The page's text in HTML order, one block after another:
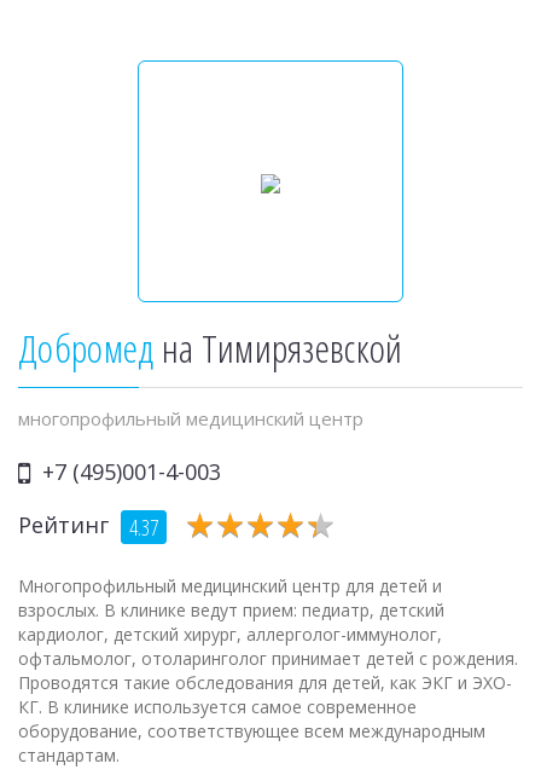
Добромед на Тимирязевской
многопрофильный медицинский центр
+7 (495)001-4-003
Рейтинг
4.37 ★★★★★
★★★★★
Многопрофильный медицинский центр для детей и
взрослых. В клинике ведут прием: педиатр, детский
кардиолог, детский хирург, аллерголог-иммунолог,
офтальмолог, отоларинголог принимает детей с рождения.
Проводятся такие обследования для детей, как ЭКГ и ЭХО-
КГ. В клинике используется самое современное
оборудование, соответствующее всем международным
стандартам.